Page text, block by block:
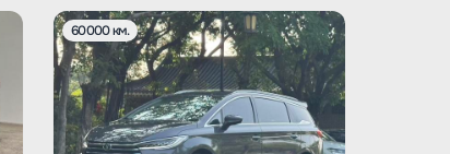
60000 км.